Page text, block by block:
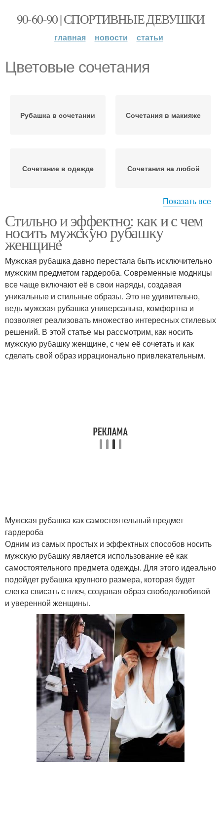
90-60-90 | СПОРТИВНЫЕ ДЕВУШКИ
главная новости статьи
Цветовые сочетания
Рубашка в сочетании Сочетания в макияже
Сочетание в одежде Сочетания на любой
Сочетание в интерьере
Показать все
Стильно и эффектно: как и с чем
носить мужскую рубашку
женщине
Мужская рубашка давно перестала быть исключительно
мужским предметом гардероба. Современные модницы
все чаще включают её в свои наряды, создавая
уникальные и стильные образы. Это не удивительно,
ведь мужская рубашка универсальна, комфортна и
позволяет реализовать множество интересных стилевых
решений. В этой статье мы рассмотрим, как носить
мужскую рубашку женщине, с чем её сочетать и как
сделать свой образ иррационально привлекательным.
Мужская рубашка как самостоятельный предмет
гардероба
Одним из самых простых и эффектных способов носить
мужскую рубашку является использование её как
самостоятельного предмета одежды. Для этого идеально
подойдет рубашка крупного размера, которая будет
слегка свисать с плеч, создавая образ свободолюбивой
и уверенной женщины.